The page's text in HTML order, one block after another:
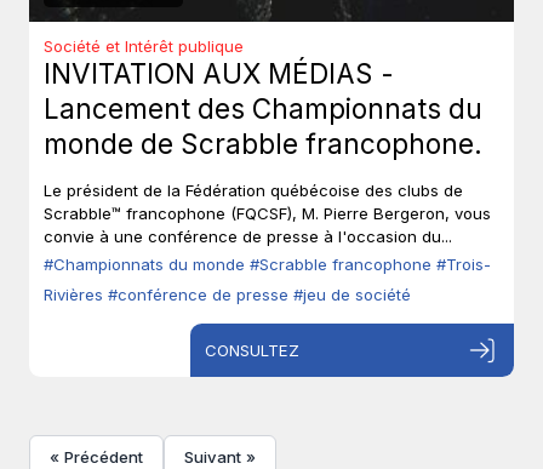
Société et Intérêt publique
INVITATION AUX MÉDIAS -
Lancement des Championnats du
monde de Scrabble francophone.
Le président de la Fédération québécoise des clubs de
Scrabble™ francophone (FQCSF), M. Pierre Bergeron, vous
convie à une conférence de presse à l'occasion du...
#Championnats du monde #Scrabble francophone #Trois-
Rivières #conférence de presse #jeu de société
CONSULTEZ
« Précédent Suivant »